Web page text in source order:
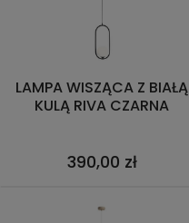
LAMPA WISZĄCA Z BIAŁĄ
KULĄ RIVA CZARNA
390,00 zł